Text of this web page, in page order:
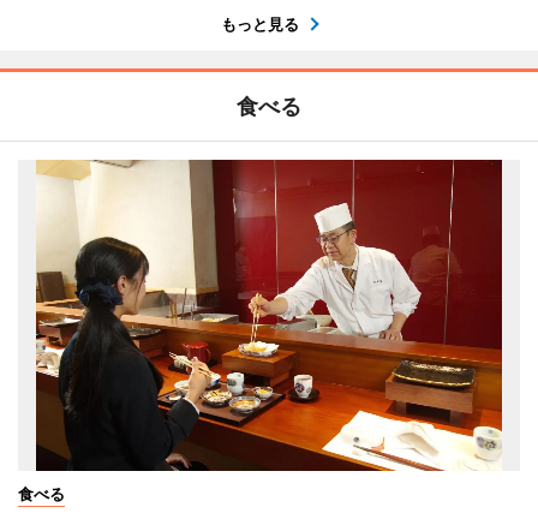
もっと見る
食べる
食べる